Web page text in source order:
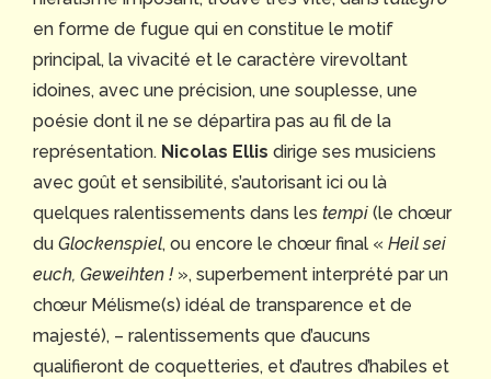
en forme de fugue qui en constitue le motif
principal, la vivacité et le caractère virevoltant
idoines, avec une précision, une souplesse, une
poésie dont il ne se départira pas au fil de la
représentation. Nicolas Ellis dirige ses musiciens
avec goût et sensibilité, s’autorisant ici ou là
quelques ralentissements dans les tempi (le chœur
du Glockenspiel, ou encore le chœur final « Heil sei
euch, Geweihten ! », superbement interprété par un
chœur Mélisme(s) idéal de transparence et de
majesté), – ralentissements que d’aucuns
qualifieront de coquetteries, et d’autres d’habiles et